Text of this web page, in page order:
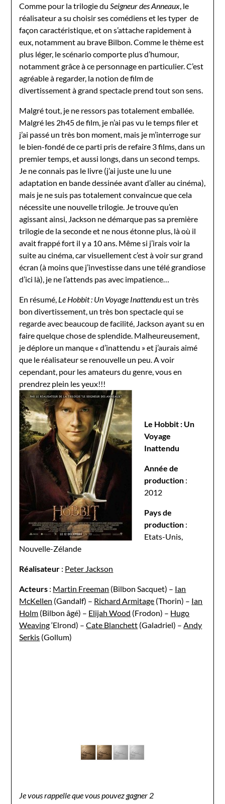
Comme pour la trilogie duSeigneur des Anneaux, le
réalisateur a su choisir ses comédiens et les typer de
façon caractéristique, et on s’attache rapidement à
eux, notamment au brave Bilbon. Comme le thème est
plus léger, le scénario comporte plus d’humour,
notamment grâce à ce personnage en particulier. C’est
agréable à regarder, la notion de film de
divertissement à grand spectacle prend tout son sens.
Malgré tout, je ne ressors pas totalement emballée.
Malgré les 2h45 de film, je n’ai pas vu le temps filer et
j’ai passé un très bon moment, mais je m’interroge sur
le bien-fondé de ce parti pris de refaire 3 films, dans un
premier temps, et aussi longs, dans un second temps.
Je ne connais pas le livre (j’ai juste une lu une
adaptation en bande dessinée avant d’aller au cinéma),
mais je ne suis pas totalement convaincue que cela
nécessite une nouvelle trilogie. Je trouve qu’en
agissant ainsi, Jackson ne démarque pas sa première
trilogie de la seconde et ne nous étonne plus, là où il
avait frappé fort il y a 10 ans. Même si j’irais voir la
suite au cinéma, car visuellement c’est à voir sur grand
écran (à moins que j’investisse dans une télé grandiose
d’ici là), je ne l’attends pas avec impatience…
En résumé, Le Hobbit : Un Voyage Inattenduest un très
bon divertissement, un très bon spectacle qui se
regarde avec beaucoup de facilité, Jackson ayant su en
faire quelque chose de splendide. Malheureusement,
je déplore un manque « d’inattendu » et j’aurais aimé
que le réalisateur se renouvelle un peu. A voir
cependant, pour les amateurs du genre, vous en
prendrez plein les yeux!!!
Le Hobbit : Un
Voyage
Inattendu
Année de
production :
2012
Pays de
production :
Etats-Unis,
Nouvelle-Zélande
Réalisateur : Peter Jackson
Acteurs : Martin Freeman (Bilbon Sacquet) – Ian
McKellen (Gandalf) – Richard Armitage (Thorin) – Ian
Holm (Bilbon âgé) – Elijah Wood (Frodon) – Hugo
Weaving‘Elrond) –Cate Blanchett (Galadriel) –Andy
Serkis (Gollum)
Je vous rappelle que vous pouvez gagner 2